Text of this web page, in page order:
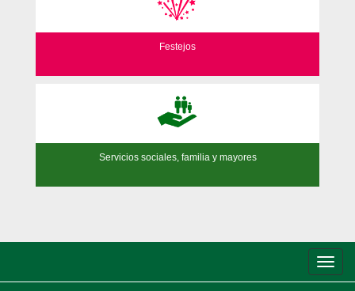
Festejos
Servicios sociales, familia y mayores
de